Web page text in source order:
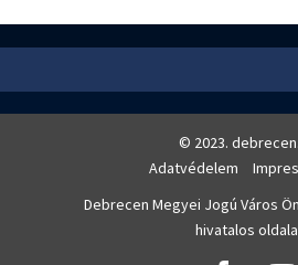
© 2023.
Adatvédelem
Debrecen Megyei Jogú Város
hivatalos oldala